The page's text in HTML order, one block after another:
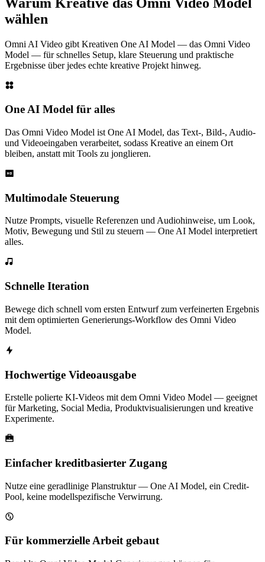
wählen
Omni AI Video gibt Kreativen One AI Model — das Omni Video
Model — für schnelles Setup, klare Steuerung und praktische
Ergebnisse über jedes echte kreative Projekt hinweg.
One AI Model für alles
Das Omni Video Model ist One AI Model, das Text-, Bild-, Audio-
und Videoeingaben verarbeitet, sodass Kreative an einem Ort
bleiben, anstatt mit Tools zu jonglieren.
Multimodale Steuerung
Nutze Prompts, visuelle Referenzen und Audiohinweise, um Look,
Motiv, Bewegung und Stil zu steuern — One AI Model interpretiert
alles.
Schnelle Iteration
Bewege dich schnell vom ersten Entwurf zum verfeinerten Ergebnis
mit dem optimierten Generierungs-Workflow des Omni Video
Model.
Hochwertige Videoausgabe
Erstelle polierte KI-Videos mit dem Omni Video Model — geeignet
für Marketing, Social Media, Produktvisualisierungen und kreative
Experimente.
Einfacher kreditbasierter Zugang
Nutze eine geradlinige Planstruktur — One AI Model, ein Credit-
Pool, keine modellspezifische Verwirrung.
Für kommerzielle Arbeit gebaut